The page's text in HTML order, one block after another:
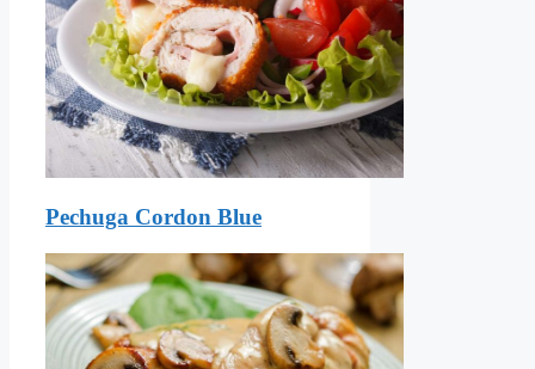
Pechuga Cordon Blue